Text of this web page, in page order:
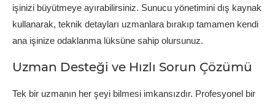
işinizi büyütmeye ayırabilirsiniz. Sunucu yönetimini dış kaynak
kullanarak, teknik detayları uzmanlara bırakıp tamamen kendi
ana işinize odaklanma lüksüne sahip olursunuz.
Uzman Desteği ve Hızlı Sorun Çözümü
Tek bir uzmanın her şeyi bilmesi imkansızdır. Profesyonel bir